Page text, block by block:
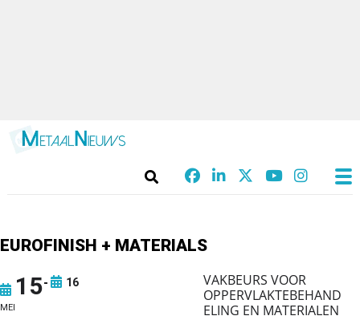
EUROFINISH + MATERIALS
15
MEI
16
VAKBEURS VOOR
OPPERVLAKTEBEHAND
ELING EN MATERIALEN